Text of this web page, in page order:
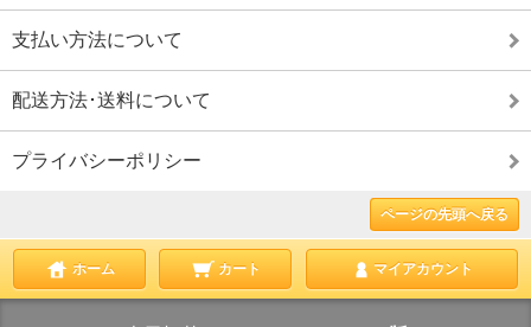
支払い方法について
配送方法･送料について
プライバシーポリシー
ページの先頭へ戻る
ホーム カート マイアカウント